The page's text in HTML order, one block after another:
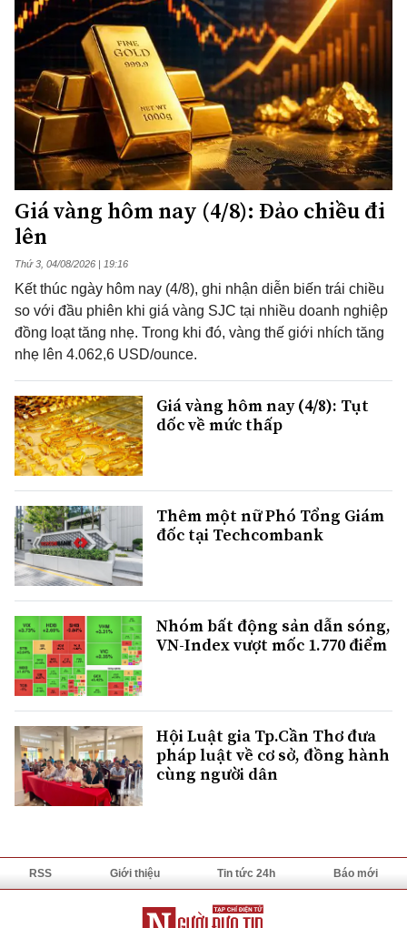
Giá vàng hôm nay (4/8): Đảo chiều đi
lên
Thứ 3, 04/08/2026 | 19:16
Kết thúc ngày hôm nay (4/8), ghi nhận diễn biến trái chiều
so với đầu phiên khi giá vàng SJC tại nhiều doanh nghiệp
đồng loạt tăng nhẹ. Trong khi đó, vàng thế giới nhích tăng
nhẹ lên 4.062,6 USD/ounce.
Giá vàng hôm nay (4/8): Tụt
dốc về mức thấp
Thêm một nữ Phó Tổng Giám
đốc tại Techcombank
Nhóm bất động sản dẫn sóng,
VN-Index vượt mốc 1.770 điểm
Hội Luật gia Tp.Cần Thơ đưa
pháp luật về cơ sở, đồng hành
cùng người dân
RSS Giới thiệu Tin tức 24h Báo mới